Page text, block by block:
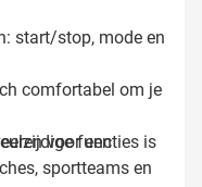
start/stop, mode en
comfortabel om je
voor eenfuncties is
sportteams en